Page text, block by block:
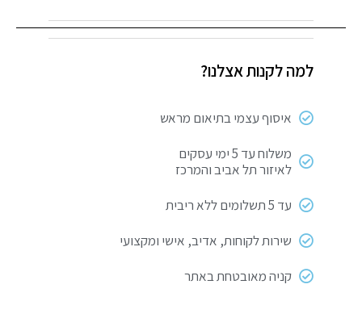
לסכין
רוחב
מ"מ
מעלות
למה לקנות אצלנו?
איסוף עצמי בתיאום מראש
משלוח עד 5 ימי עסקים
לאיזור תל אביב והמרכז
עד 5 תשלומים ללא ריבית
שירות לקוחות, אדיב, אישי ומקצועי
קניה מאובטחת באתר